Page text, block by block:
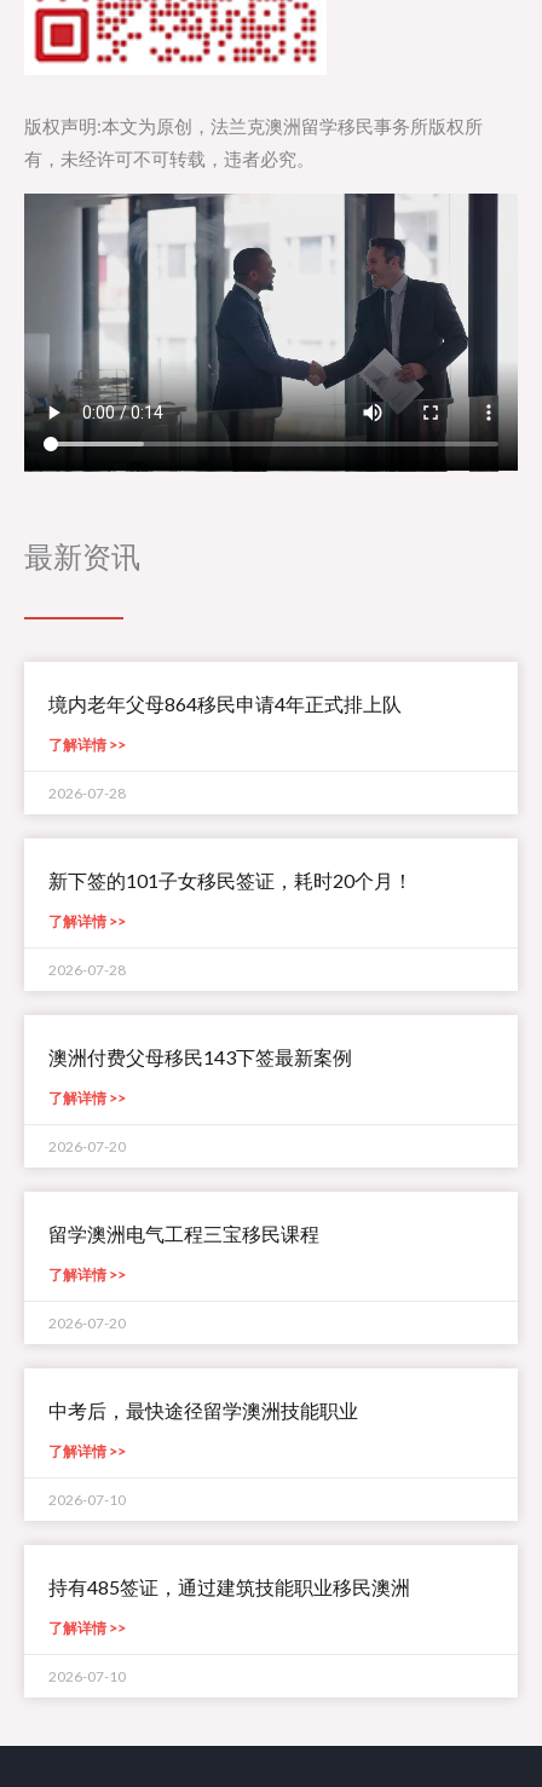
版权声明:本文为原创，法兰克澳洲留学移民事务所版权所
有，未经许可不可转载，违者必究。
最新资讯
境内老年父母864移民申请4年正式排上队
了解详情 >>
2026-07-28
新下签的101子女移民签证，耗时20个月！
了解详情 >>
2026-07-28
澳洲付费父母移民143下签最新案例
了解详情 >>
2026-07-20
留学澳洲电气工程三宝移民课程
了解详情 >>
2026-07-20
中考后，最快途径留学澳洲技能职业
了解详情 >>
2026-07-10
持有485签证，通过建筑技能职业移民澳洲
了解详情 >>
2026-07-10